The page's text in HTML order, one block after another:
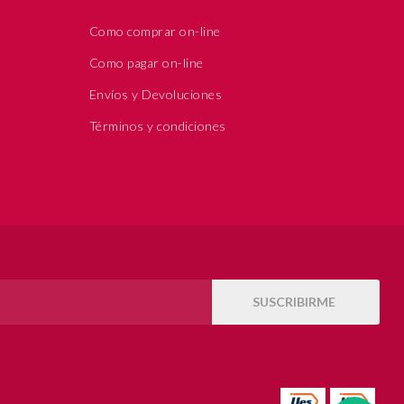
SUSCRIBIRME
Como comprar on-line
Como pagar on-line
Envíos y Devoluciones
Términos y condiciones